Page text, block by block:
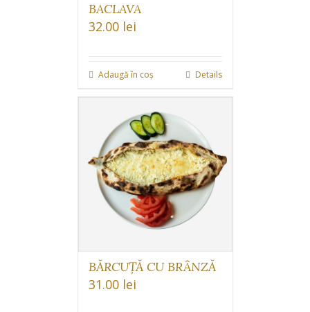
BACLAVA
32.00 lei
Adaugă în coș Details
BĂRCUȚĂ CU BRÂNZĂ
31.00 lei